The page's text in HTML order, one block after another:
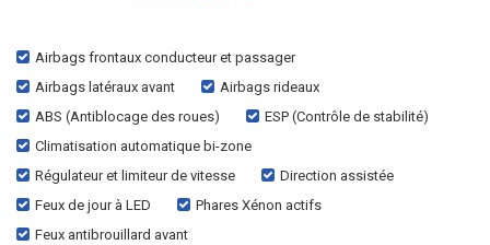
Airbags frontaux conducteur et passager
Airbags latéraux avant
Airbags rideaux
ABS (Antiblocage des roues)
ESP (Contrôle de stabilité)
Climatisation automatique bi-zone
Régulateur et limiteur de vitesse
Direction assistée
Feux de jour à LED
Phares Xénon actifs
Feux antibrouillard avant